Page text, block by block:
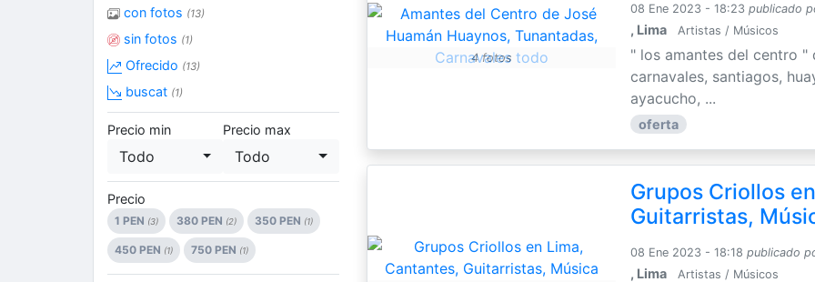
4 fotos
08 Ene 2023 - 18:23 publicado
, Lima Artistas / Músicos
" los amantes del centro "
carnavales, santiagos,
ayacucho, ...
oferta
Grupos Criollos
Guitarristas,
08 Ene 2023 - 18:18 publicado
, Lima Artistas / Músicos
con fotos (13)
sin fotos (1)
Ofrecido (13)
buscat (1)
Precio min
Todo
Precio max
Todo
Precio
1 PEN (3) 380 PEN (2) 350 PEN (1)
450 PEN (1) 750 PEN (1)